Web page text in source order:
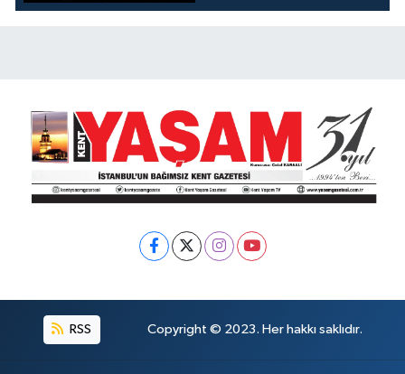
KOKUYOR!
RSS Copyright © 2023. Her hakkı saklıdır.